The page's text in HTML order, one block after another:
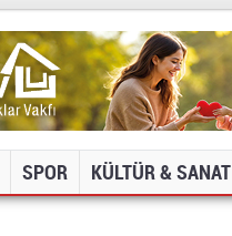
SPOR KÜLTÜR & SANAT